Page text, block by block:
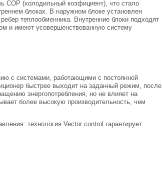
COP (холодильный коэфициент), что стало
блоках. В наружном блоке установлен
теплообменника. Внутренние блоки подходят
и имеют усовершенствованную систему
с системами, работающими с постоянной
быстрее выходит на заданный режим, после
энергопотребления, но не влияет на
более высокую производительность, чем
технология Vector control гарантирует